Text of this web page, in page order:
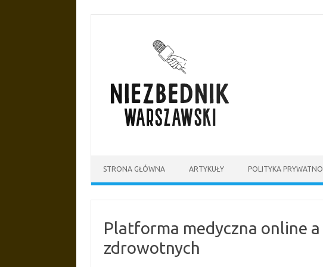
STRONA GŁÓWNA ARTYKUŁY POLITYKA
Platforma medyczna online
zdrowotnych